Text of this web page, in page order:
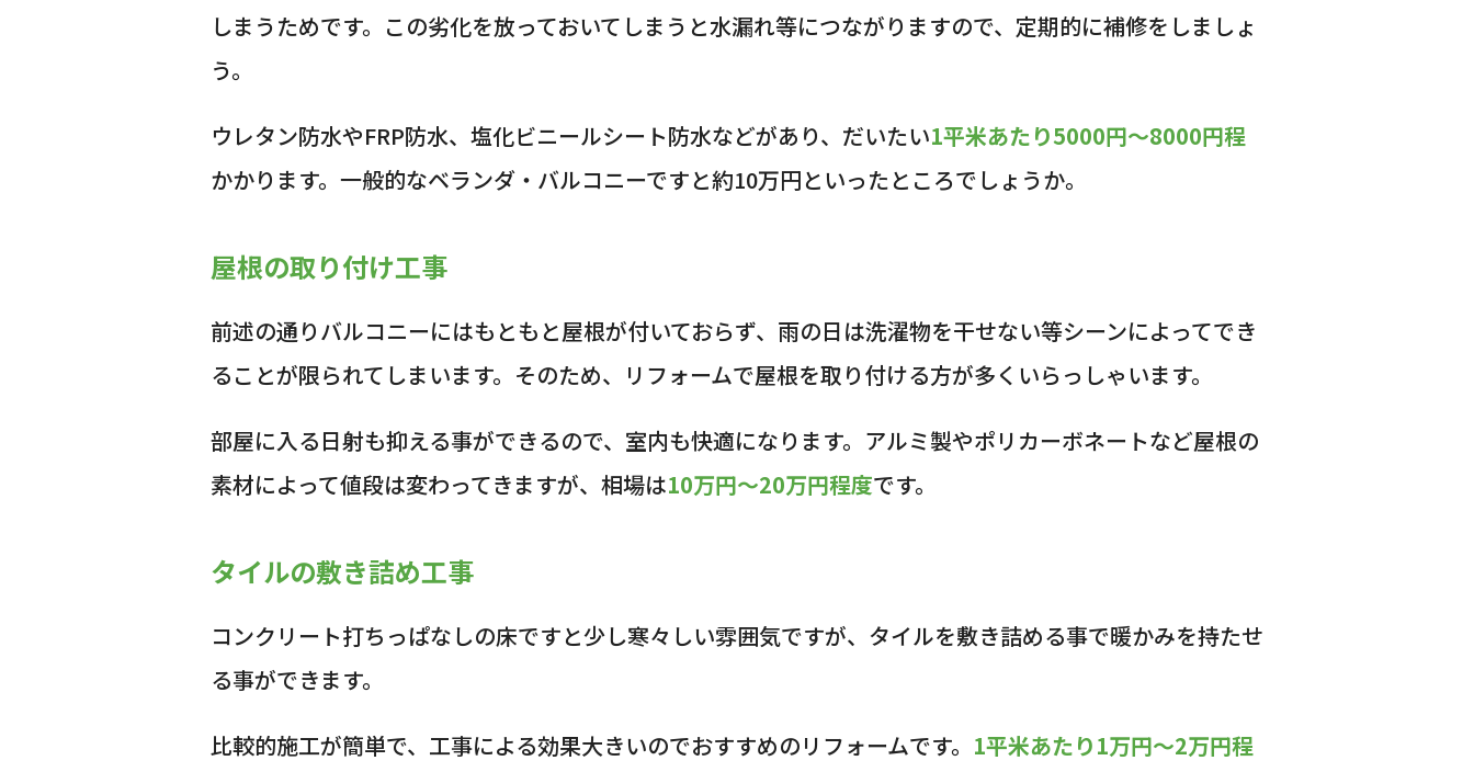
しまうためです。この劣化を放っておいてしまうと水漏れ等につながりますので、定期的に補修をしましょ
う。
ウレタン防水やFRP防水、塩化ビニールシート防水などがあり、だいたい1平米あたり5000円〜8000円程
かかります。一般的なベランダ・バルコニーですと約10万円といったところでしょうか。
屋根の取り付け工事
前述の通りバルコニーにはもともと屋根が付いておらず、雨の日は洗濯物を干せない等シーンによってでき
ることが限られてしまいます。そのため、リフォームで屋根を取り付ける方が多くいらっしゃいます。
部屋に入る日射も抑える事ができるので、室内も快適になります。アルミ製やポリカーボネートなど屋根の
素材によって値段は変わってきますが、相場は10万円〜20万円程度です。
タイルの敷き詰め工事
コンクリート打ちっぱなしの床ですと少し寒々しい雰囲気ですが、タイルを敷き詰める事で暖かみを持たせ
る事ができます。
比較的施工が簡単で、工事による効果大きいのでおすすめのリフォームです。 1平米あたり1万円〜2万円程